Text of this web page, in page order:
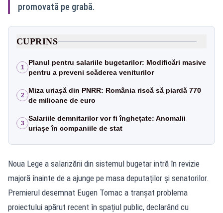
promovată pe grabă.
CUPRINS
1
Planul pentru salariile bugetarilor: Modificări masive
pentru a preveni scăderea veniturilor
2
Miza uriașă din PNRR: România riscă să piardă 770
de milioane de euro
3
Salariile demnitarilor vor fi înghețate: Anomalii
uriașe în companiile de stat
Noua Lege a salarizării din sistemul bugetar intră în revizie
majoră înainte de a ajunge pe masa deputaților și senatorilor.
Premierul desemnat Eugen Tomac a tranșat problema
proiectului apărut recent în spațiul public, declarând cu